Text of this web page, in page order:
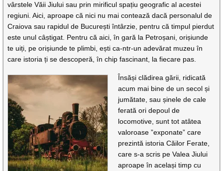
vârstele Văii Jiului sau prin mirificul spațiu geografic al acestei
regiuni. Aici, aproape că nici nu mai contează dacă personalul de
Craiova sau rapidul de București întârzie, pentru că timpul pierdut
este unul câștigat. Pentru că aici, în gară la Petroșani, orișiunde
te uiți, pe orișiunde te plimbi, ești ca-ntr-un adevărat muzeu în
care istoria ți se descoperă, în chip fascinant, la fiecare pas.
Însăși clădirea gării, ridicată
acum mai bine de un secol și
jumătate, sau șinele de cale
ferată ori depoul de
locomotive, sunt tot atâtea
valoroase ”exponate” care
prezintă istoria Căilor Ferate,
care s-a scris pe Valea Jiului
aproape în același timp cu